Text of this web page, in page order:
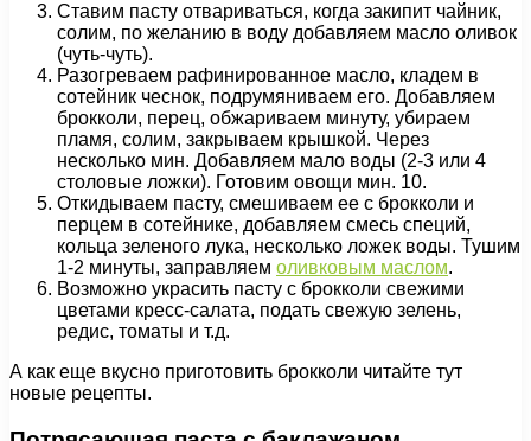
Ставим пасту отвариваться, когда закипит чайник,
солим, по желанию в воду добавляем масло оливок
(чуть-чуть).
Разогреваем рафинированное масло, кладем в
сотейник чеснок, подрумяниваем его. Добавляем
брокколи, перец, обжариваем минуту, убираем
пламя, солим, закрываем крышкой. Через
несколько мин. Добавляем мало воды (2-3 или 4
столовые ложки). Готовим овощи мин. 10.
Откидываем пасту, смешиваем ее с брокколи и
перцем в сотейнике, добавляем смесь специй,
кольца зеленого лука, несколько ложек воды. Тушим
1-2 минуты, заправляем оливковым маслом.
Возможно украсить пасту с брокколи свежими
цветами кресс-салата, подать свежую зелень,
редис, томаты и т.д.
А как еще вкусно приготовить брокколи читайте тут
новые рецепты.